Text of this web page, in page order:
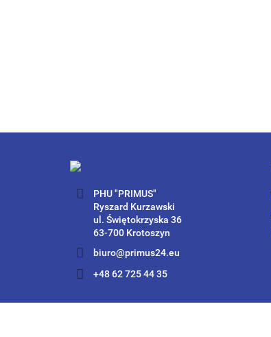
PHU "PRIMUS"
Ryszard Kurzawski
ul. Świętokrzyska 36
63-700 Krotoszyn
biuro@primus24.eu
+48 62 725 44 35